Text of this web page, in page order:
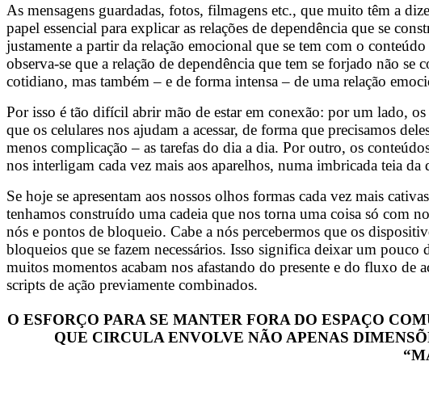
As mensagens guardadas, fotos, filmagens etc., que muito têm a
papel essencial para explicar as relações de dependência que se
justamente a partir da relação emocional que se tem com o
observa-se que a relação de dependência que tem se forjado não
cotidiano, mas também – e de forma intensa – de uma relação
Por isso é tão difícil abrir mão de estar em conexão: por um lado,
que os celulares nos ajudam a acessar, de forma que precisamos
menos complicação – as tarefas do dia a dia. Por outro, os
nos interligam cada vez mais aos aparelhos, numa imbricada teia da
Se hoje se apresentam aos nossos olhos formas cada vez mais
tenhamos construído uma cadeia que nos torna uma coisa só com
nós e pontos de bloqueio. Cabe a nós percebermos que os
bloqueios que se fazem necessários. Isso significa deixar um pouco
muitos momentos acabam nos afastando do presente e do fluxo de
scripts de ação previamente combinados.
O ESFORÇO PARA SE MANTER FORA DO ESPAÇO
QUE CIRCULA ENVOLVE NÃO APENAS